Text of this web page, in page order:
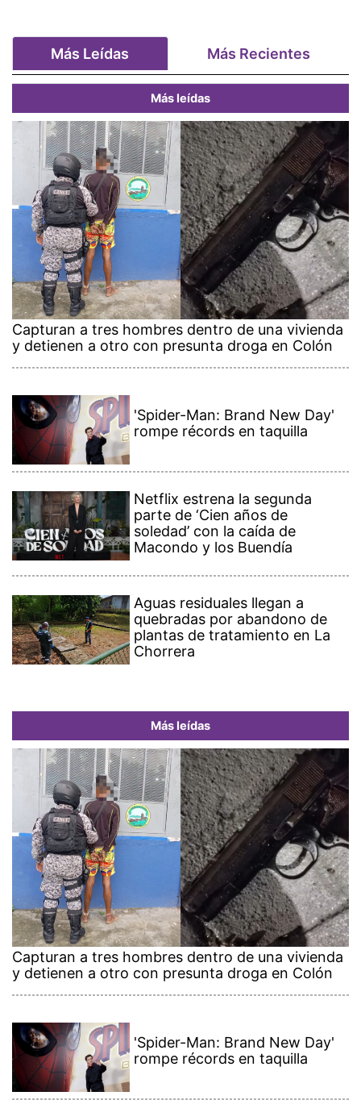
Más Leídas Más Recientes
Más leídas
Capturan a tres hombres dentro de una vivienda
y detienen a otro con presunta droga en Colón
'Spider-Man: Brand New Day'
rompe récords en taquilla
Netflix estrena la segunda
parte de ‘Cien años de
soledad’ con la caída de
Macondo y los Buendía
Aguas residuales llegan a
quebradas por abandono de
plantas de tratamiento en La
Chorrera
Más leídas
Capturan a tres hombres dentro de una vivienda
y detienen a otro con presunta droga en Colón
'Spider-Man: Brand New Day'
rompe récords en taquilla